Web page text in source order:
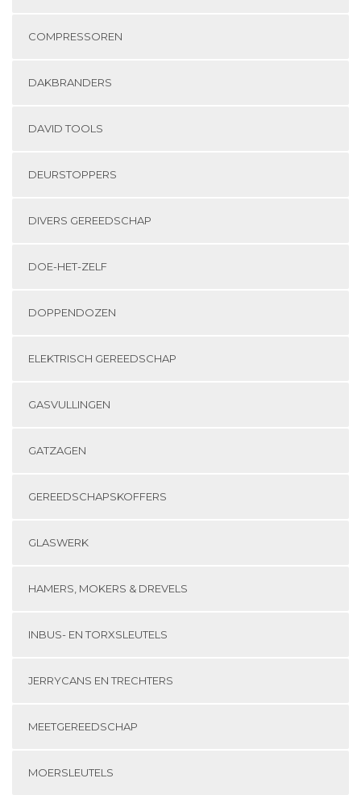
COMPRESSOREN
DAKBRANDERS
DAVID TOOLS
DEURSTOPPERS
DIVERS GEREEDSCHAP
DOE-HET-ZELF
DOPPENDOZEN
ELEKTRISCH GEREEDSCHAP
GASVULLINGEN
GATZAGEN
GEREEDSCHAPSKOFFERS
GLASWERK
HAMERS, MOKERS & DREVELS
INBUS- EN TORXSLEUTELS
JERRYCANS EN TRECHTERS
MEETGEREEDSCHAP
MOERSLEUTELS